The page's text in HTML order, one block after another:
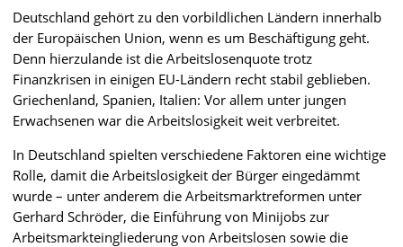
Deutschland gehört zu den vorbildlichen Ländern innerhalb
der Europäischen Union, wenn es um Beschäftigung geht.
Denn hierzulande ist die Arbeitslosenquote trotz
Finanzkrisen in einigen EU-Ländern recht stabil geblieben.
Griechenland, Spanien, Italien: Vor allem unter jungen
Erwachsenen war die Arbeitslosigkeit weit verbreitet.
In Deutschland spielten verschiedene Faktoren eine wichtige
Rolle, damit die Arbeitslosigkeit der Bürger eingedämmt
wurde – unter anderem die Arbeitsmarktreformen unter
Gerhard Schröder, die Einführung von Minijobs zur
Arbeitsmarkteingliederung von Arbeitslosen sowie die